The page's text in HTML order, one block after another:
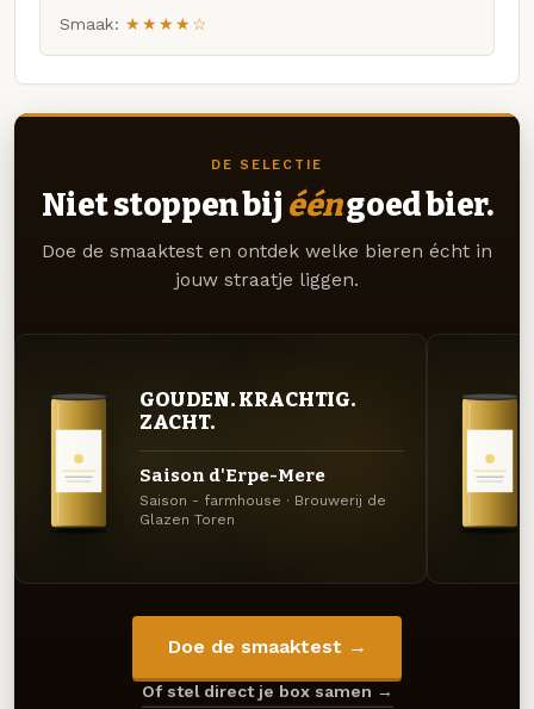
Smaak: ★★★★☆
DE SELECTIE
Niet stoppen bij ééngoed bier.
Doe de smaaktest en ontdek welke bieren écht in
jouw straatje liggen.
GOUDEN. KRACHTIG.
ZACHT.
Saison d'Erpe-Mere
Saison - farmhouse · Brouwerij de
Glazen Toren
Doe de smaaktest →
Of stel direct je box samen →